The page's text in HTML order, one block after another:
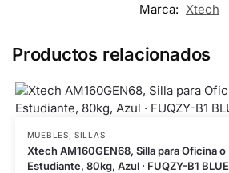
Marca: Xtech
Productos relacionados
MUEBLES,SILLAS
Xtech AM160GEN68, Silla para Oficina o
Estudiante, 80kg, Azul · FUQZY-B1 BLUE